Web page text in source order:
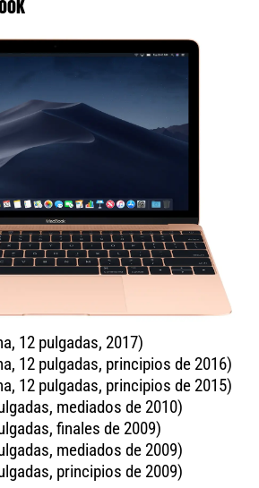
12 pulgadas, 2017)
12 pulgadas, principios de 2016)
12 pulgadas, principios de 2015)
mediados de 2010)
finales de 2009)
mediados de 2009)
principios de 2009)